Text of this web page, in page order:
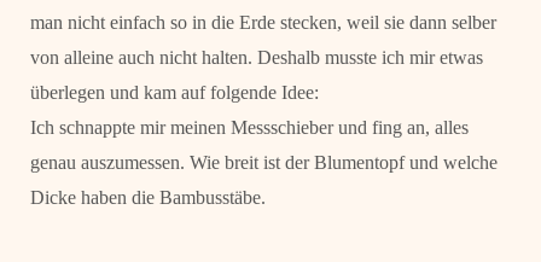
man nicht einfach so in die Erde stecken, weil sie dann selber
von alleine auch nicht halten. Deshalb musste ich mir etwas
überlegen und kam auf folgende Idee:
Ich schnappte mir meinen Messschieber und fing an, alles
genau auszumessen. Wie breit ist der Blumentopf und welche
Dicke haben die Bambusstäbe.